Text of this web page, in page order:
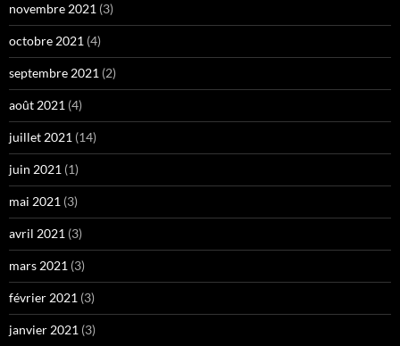
novembre 2021 (3)
octobre 2021 (4)
septembre 2021 (2)
août 2021 (4)
juillet 2021 (14)
juin 2021 (1)
mai 2021 (3)
avril 2021 (3)
mars 2021 (3)
février 2021 (3)
janvier 2021 (3)